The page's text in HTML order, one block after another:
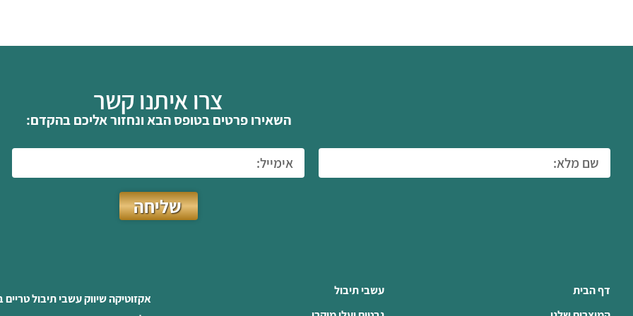
צרו איתנו קשר
השאירו פרטים בטופס הבא ונחזור אליכם בהקדם:
שליחה
דף הבית
עשבי תיבול
אקזוטיקה שיווק עשבי תיבול